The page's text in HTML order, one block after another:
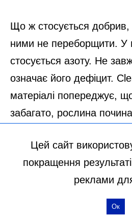
Цей сайт
покращення
реклами
Ок